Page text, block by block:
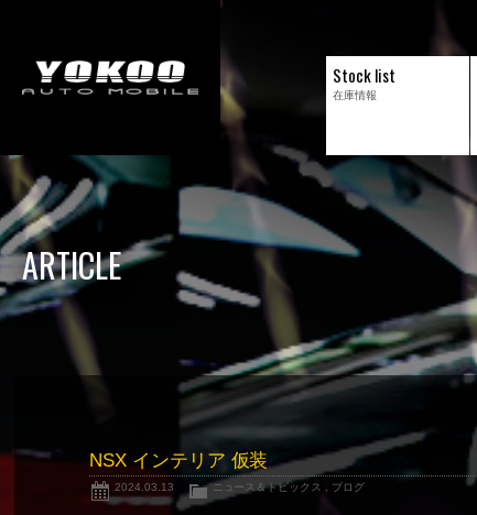
Stock list
在庫情報
ARTICLE
NSX インテリア 仮装
2024.03.13 ニュース＆トピックス ブログ